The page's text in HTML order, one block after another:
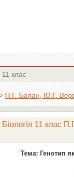
11 клас
П.Г. Балан, Ю.Г.
Біологія 11 клас
Тема: Генотип